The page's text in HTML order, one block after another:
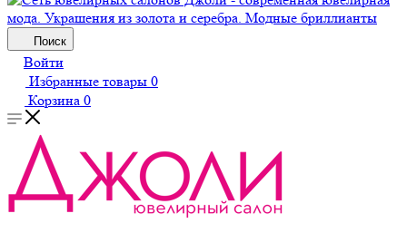
Поиск
Войти
Избранные товары 0
Корзина 0